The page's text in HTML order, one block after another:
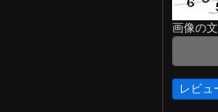
画像の